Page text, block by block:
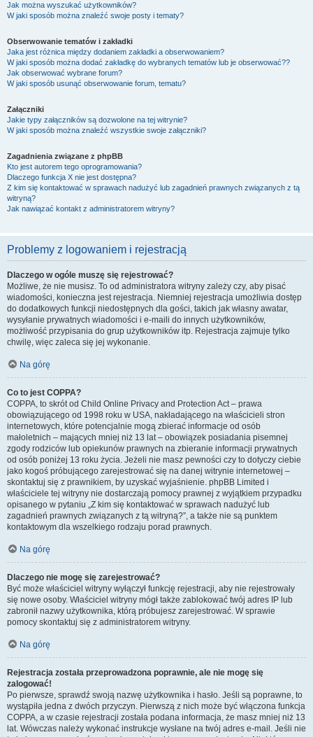
Jak można wyszukać użytkowników?
W jaki sposób można znaleźć swoje posty i tematy?
Obserwowanie tematów i zakładki
Jaka jest różnica między dodaniem zakładki a obserwowaniem?
W jaki sposób można dodać zakładkę do wybranych tematów lub je obserwować??
Jak obserwować wybrane forum?
W jaki sposób usunąć obserwowanie forum, tematu?
Załączniki
Jakie typy załączników są dozwolone na tej witrynie?
W jaki sposób można znaleźć wszystkie swoje załączniki?
Zagadnienia związane z phpBB
Kto jest autorem tego oprogramowania?
Dlaczego funkcja X nie jest dostępna?
Z kim się kontaktować w sprawach nadużyć lub zagadnień prawnych związanych z tą
witryną?
Jak nawiązać kontakt z administratorem witryny?
Problemy z logowaniem i rejestracją
Dlaczego w ogóle muszę się rejestrować?
Możliwe, że nie musisz. To od administratora witryny zależy czy, aby pisać
wiadomości, konieczna jest rejestracja. Niemniej rejestracja umożliwia dostęp
do dodatkowych funkcji niedostępnych dla gości, takich jak własny awatar,
wysyłanie prywatnych wiadomości i e-maili do innych użytkowników,
możliwość przypisania do grup użytkowników itp. Rejestracja zajmuje tylko
chwilę, więc zaleca się jej wykonanie.
Na górę
Co to jest COPPA?
COPPA, to skrót od Child Online Privacy and Protection Act – prawa
obowiązującego od 1998 roku w USA, nakładającego na właścicieli stron
internetowych, które potencjalnie mogą zbierać informacje od osób
małoletnich – mających mniej niż 13 lat – obowiązek posiadania pisemnej
zgody rodziców lub opiekunów prawnych na zbieranie informacji prywatnych
od osób poniżej 13 roku życia. Jeżeli nie masz pewności czy to dotyczy ciebie
jako kogoś próbującego zarejestrować się na danej witrynie internetowej –
skontaktuj się z prawnikiem, by uzyskać wyjaśnienie. phpBB Limited i
właściciele tej witryny nie dostarczają pomocy prawnej z wyjątkiem przypadku
opisanego w pytaniu „Z kim się kontaktować w sprawach nadużyć lub
zagadnień prawnych związanych z tą witryną?”, a także nie są punktem
kontaktowym dla wszelkiego rodzaju porad prawnych.
Na górę
Dlaczego nie mogę się zarejestrować?
Być może właściciel witryny wyłączył funkcję rejestracji, aby nie rejestrowały
się nowe osoby. Właściciel witryny mógł także zablokować twój adres IP lub
zabronił nazwy użytkownika, którą próbujesz zarejestrować. W sprawie
pomocy skontaktuj się z administratorem witryny.
Na górę
Rejestracja została przeprowadzona poprawnie, ale nie mogę się
zalogować!
Po pierwsze, sprawdź swoją nazwę użytkownika i hasło. Jeśli są poprawne, to
wystąpiła jedna z dwóch przyczyn. Pierwszą z nich może być włączona funkcja
COPPA, a w czasie rejestracji została podana informacja, że masz mniej niż 13
lat. Wówczas należy wykonać instrukcje wysłane na twój adres e-mail. Jeśli nie